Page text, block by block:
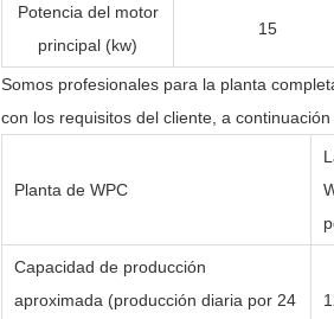
Potencia del motor
principal (kw)
15
Somos profesionales para la planta
con los requisitos del cliente, a
Planta de WPC
Capacidad de producción
aproximada (producción diaria por 24